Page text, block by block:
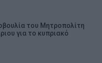
του Μητροπολίτη
για το κυπριακό